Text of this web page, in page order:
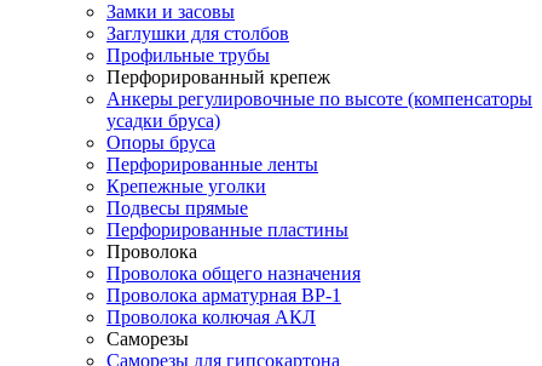
Замки и засовы
Заглушки для столбов
Профильные трубы
Перфорированный крепеж
Анкеры регулировочные по высоте (компенсаторы
усадки бруса)
Опоры бруса
Перфорированные ленты
Крепежные уголки
Подвесы прямые
Перфорированные пластины
Проволока
Проволока общего назначения
Проволока арматурная ВР-1
Проволока колючая АКЛ
Саморезы
Саморезы для гипсокартона